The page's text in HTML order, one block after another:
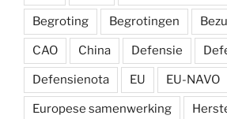
Begroting Begrotingen
CAO China Defensie
Defensienota EU EU-NAVO
Europese samenwerking